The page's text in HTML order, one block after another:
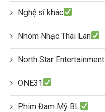
Nghệ sĩ khác
Nhóm Nhạc Thái Lan
North Star Entertainment
ONE31
Phim Đam Mỹ BL